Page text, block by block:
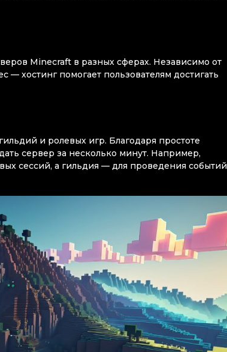
Minecraft в разных сферах. Независимо от
— хостинг помогает пользователям достигать
и ролевых игр. Благодаря простоте
сервер за несколько минут. Например,
сессий, а гильдия — для проведения